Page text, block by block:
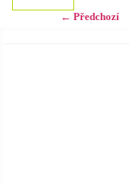
← Předchozí